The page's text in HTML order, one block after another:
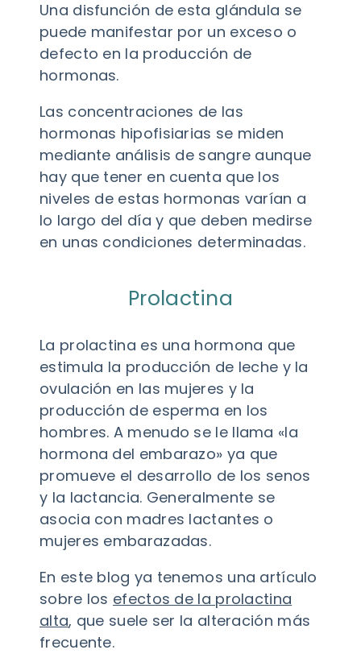
Una disfunción de esta glándula se
puede manifestar por un exceso o
defecto en la producción de
hormonas.
Las concentraciones de las
hormonas hipofisiarias se miden
mediante análisis de sangre aunque
hay que tener en cuenta que los
niveles de estas hormonas varían a
lo largo del día y que deben medirse
en unas condiciones determinadas.
Prolactina
La prolactina es una hormona que
estimula la producción de leche y la
ovulación en las mujeres y la
producción de esperma en los
hombres. A menudo se le llama «la
hormona del embarazo» ya que
promueve el desarrollo de los senos
y la lactancia. Generalmente se
asocia con madres lactantes o
mujeres embarazadas.
En este blog ya tenemos una artículo
sobre los efectos de la prolactina
alta, que suele ser la alteración más
frecuente.